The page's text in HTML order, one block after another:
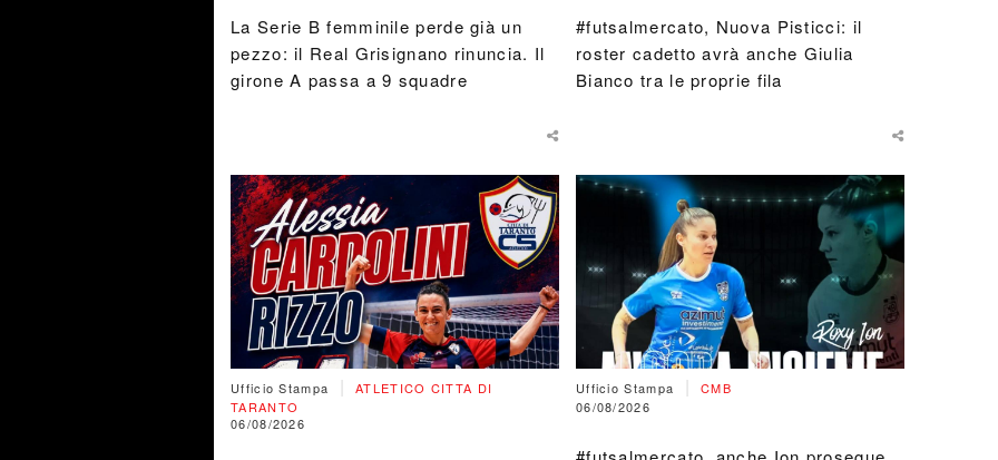
La Serie B femminile perde già un
pezzo: il Real Grisignano rinuncia. Il
girone A passa a 9 squadre
Ufficio Stampa
ATLETICO CITTA DI
TARANTO
06/08/2026
#futsalmercato, Nuova Pisticci: il
roster cadetto avrà anche Giulia
Bianco tra le proprie fila
Ufficio Stampa
CMB
06/08/2026